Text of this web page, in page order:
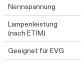
Nennspannung
Lampenleistung
(nach ETIM)
Geeignet für EVG